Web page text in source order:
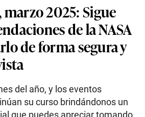
2025: Sigue
de la NASA
de forma segura y
del año, y los eventos
su curso brindándonos un
que puedes apreciar tomando